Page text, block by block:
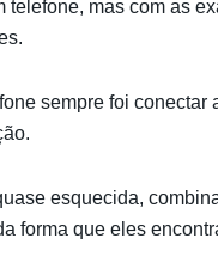
telefone, mas com as
sempre foi
esquecida,
forma que eles